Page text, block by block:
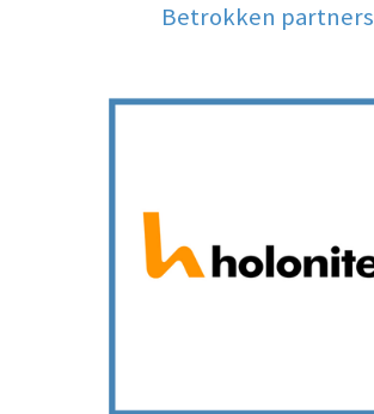
Betrokken partners